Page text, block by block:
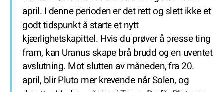
april. I denne perioden er det rett og slett ikke et
godt tidspunkt å starte et nytt
kjærlighetskapittel. Hvis du prøver å presse ting
fram, kan Uranus skape brå brudd og en uventet
avslutning. Mot slutten av måneden, fra 20.
april, blir Pluto mer krevende når Solen, og